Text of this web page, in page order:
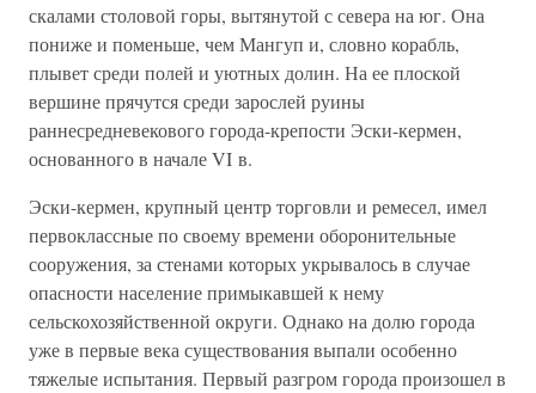
скалами столовой горы, вытянутой с севера на юг. Она
пониже и поменьше, чем Мангуп и, словно корабль,
плывет среди полей и уютных долин. На ее плоской
вершине прячутся среди зарослей руины
раннесредневекового города-крепости Эски-кермен,
основанного в начале VI в.
Эски-кермен, крупный центр торговли и ремесел, имел
первоклассные по своему времени оборонительные
сооружения, за стенами которых укрывалось в случае
опасности население примыкавшей к нему
сельскохозяйственной округи. Однако на долю города
уже в первые века существования выпали особенно
тяжелые испытания. Первый разгром города произошел в